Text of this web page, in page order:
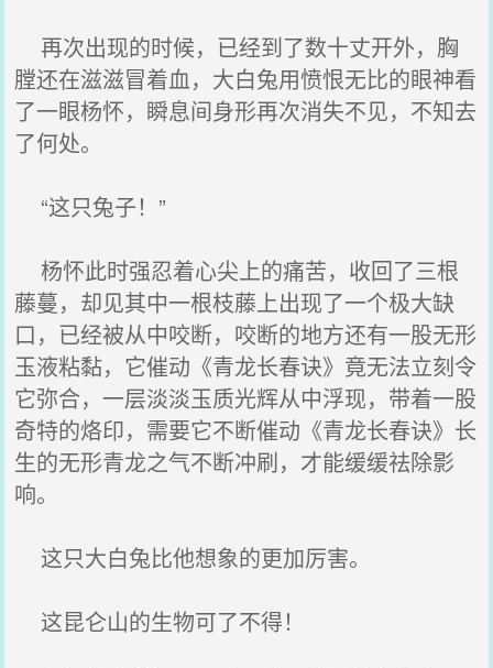
再次出现的时候，已经到了数十丈开外，胸
膛还在滋滋冒着血，大白兔用愤恨无比的眼神看
了一眼杨怀，瞬息间身形再次消失不见，不知去
了何处。
“这只兔子！”
杨怀此时强忍着心尖上的痛苦，收回了三根
藤蔓，却见其中一根枝藤上出现了一个极大缺
口，已经被从中咬断，咬断的地方还有一股无形
玉液粘黏，它催动《青龙长春诀》竟无法立刻令
它弥合，一层淡淡玉质光辉从中浮现，带着一股
奇特的烙印，需要它不断催动《青龙长春诀》长
生的无形青龙之气不断冲刷，才能缓缓祛除影
响。
这只大白兔比他想象的更加厉害。
这昆仑山的生物可了不得！